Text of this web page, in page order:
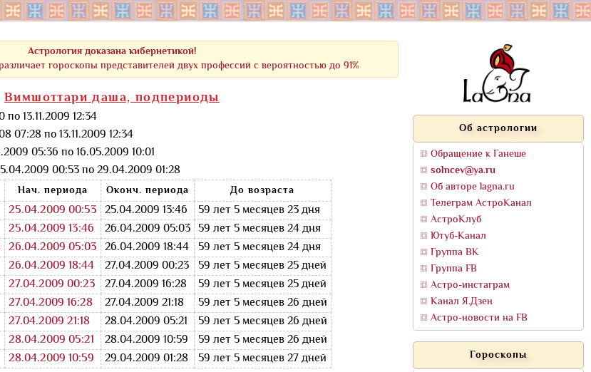
Астрология доказана кибернетикой!
гороскопы представителей двух профессий с вероятностью до 91%
Вимшоттари даша, подпериоды
13.11.2009 12:34
07:28 по 13.11.2009 12:34
05:36 по 16.05.2009 10:01
00:53 по 29.04.2009 01:28
Нач. периода Оконч. периода До возраста
25.04.2009 00:53 25.04.2009 13:46
59 лет 5 месяцев 23 дня
25.04.2009 13:46 26.04.2009 05:03 59 лет 5 месяцев 24 дня
26.04.2009 05:03 26.04.2009 18:44 59 лет 5 месяцев 24 дня
26.04.2009 18:44 27.04.2009 00:23 59 лет 5 месяцев 25 дней
27.04.2009 00:23 27.04.2009 16:28
59 лет 5 месяцев 25 дней
27.04.2009 16:28 27.04.2009 21:18
59 лет 5 месяцев 26 дней
27.04.2009 21:18 28.04.2009 05:21
59 лет 5 месяцев 26 дней
28.04.2009 05:21 28.04.2009 10:59 59 лет 5 месяцев 26 дней
28.04.2009 10:59 29.04.2009 01:28 59 лет 5 месяцев 27 дней
Об астрологии
Обращение к Ганеше
solncev@ya.ru
Об авторе lagna.ru
Телеграм АстроКанал
АстроКлуб
Ютуб-Канал
Группа ВК
Группа FB
Астро-инстаграм
Канал Я.Дзен
Астро-новости на FB
Гороскопы